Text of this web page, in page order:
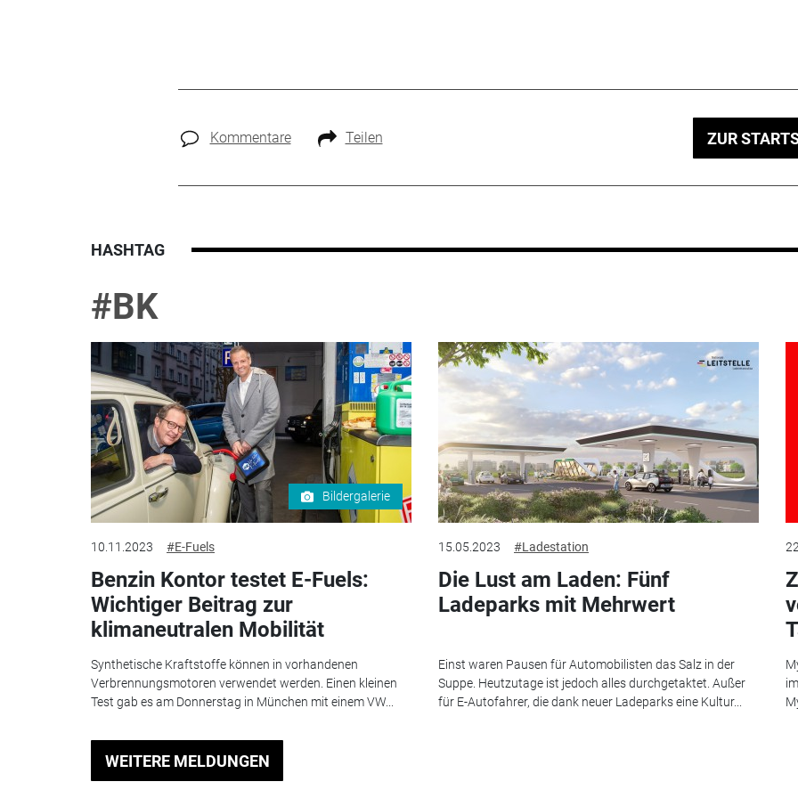
Kommentare Teilen ZUR
HASHTAG
#BK
Bildergalerie
10.11.2023 #E-Fuels
Benzin Kontor testet E-Fuels:
Wichtiger Beitrag zur
klimaneutralen Mobilität
Synthetische Kraftstoffe können in vorhandenen
Verbrennungsmotoren verwendet werden. Einen kleinen
Test gab es am Donnerstag in München mit einem VW...
15.05.2023 #Ladestation
Die Lust am Laden: Fünf
Ladeparks mit Mehrwert
Einst waren Pausen für Automobilisten das Salz in der
Suppe. Heutzutage ist jedoch alles durchgetaktet. Außer
für E-Autofahrer, die dank neuer Ladeparks eine Kultur...
WEITERE MELDUNGEN